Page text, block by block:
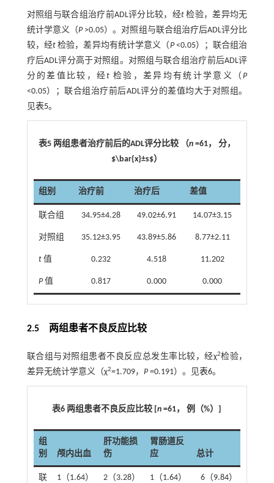
对照组与联合组治疗前ADL评分比较，经t 检验，差异均无
统计学意义（P>0.05）。对照组与联合组治疗后ADL评分比
较，经t检验，差异均有统计学意义（ P<0.05）；联合组治
疗后ADL评分高于对照组。对照组与联合组治疗前后ADL评
分的差值比较，经t 检验，差异均有统计学意义（P
<0.05）；联合组治疗前后ADL评分的差值均大于对照组。
见表5。
表5 两组患者治疗前后的ADL评分比较 （n=61， 分，
$\bar{x}±s$）
组别 治疗前 治疗后 差值
联合组 34.95±4.28 49.02±6.91 14.07±3.15
对照组 35.12±3.95 43.89±5.86 8.77±2.11
t值 0.232 4.518 11.202
P值 0.817 0.000 0.000
2.5 两组患者不良反应比较
联合组与对照组患者不良反应总发生率比较，经χ2检验，
差异无统计学意义（χ2=1.709， P=0.191）。见表6。
表6 两组患者不良反应比较 [n =61， 例（%）]
组
别
颅内出血
肝功能损
伤
胃肠道反
应
总计
联
1（1.64） 2（3.28） 1（1.64） 6（9.84）